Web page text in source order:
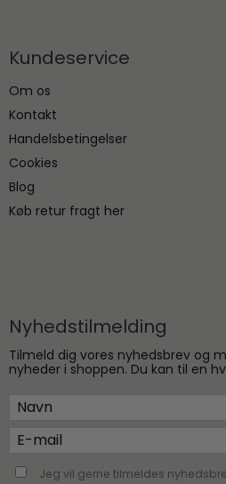
Kundeservice
Om os
Kontakt
Handelsbetingelser
Cookies
Blog
Køb retur fragt her
Nyhedstilmelding
Tilmeld dig vores nyhedsbrev og
nyheder i shoppen. Du kan til en
Jeg vil gerne tilmeldes